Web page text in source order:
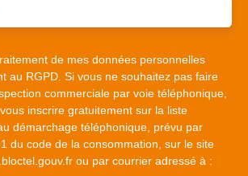
de mes données personnelles
au RGPD. Si vous ne souhaitez pas faire
commerciale par voie téléphonique,
inscrire gratuitement sur la liste
démarchage téléphonique, prévu par
du code de la consommation, sur le site
ou par courrier adressé à :